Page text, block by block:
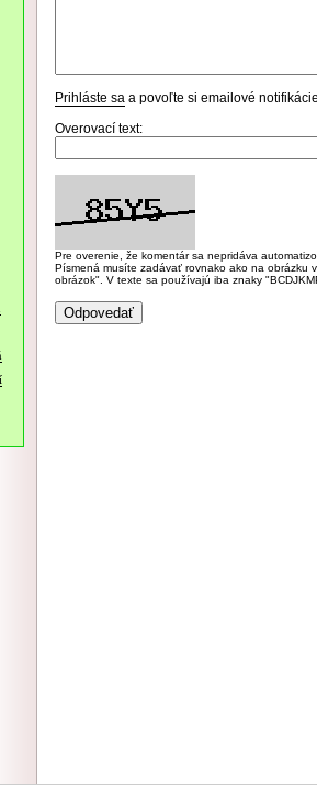
Prihláste sa a povoľte si emailové
Overovací text:
Pre overenie, že komentár sa nepridáva
Písmená musíte zadávať rovnako ako na obrázku
obrázok". V texte sa používajú iba znaky